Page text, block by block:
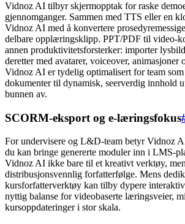
Vidnoz AI tilbyr skjermopptak for raske
gjennomganger. Sammen med TTS eller en
Vidnoz AI med å konvertere
delbare opplæringsklipp. PPT/PDF til video-
annen produktivitetsforsterker: importer
deretter med avatarer, voiceover, animasjoner
Vidnoz AI er tydelig optimalisert for team
dokumenter til dynamisk, seerverdig innhold
bunnen av.
SCORM-eksport og e-læringsfokus
For undervisere og L&D-team betyr Vidnoz
du kan bringe genererte moduler inn i LMS-
Vidnoz AI ikke bare til et kreativt verktøy,
distribusjonsvennlig forfatterfølge. Mens
kursforfatterverktøy kan tilby dypere
nyttig balanse for videobaserte læringsveier,
kursoppdateringer i stor skala.